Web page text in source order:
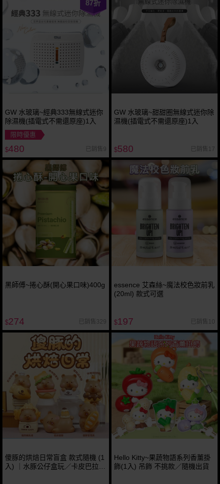
87折
GW 水玻璃~經典333無線式迷你
除濕機(插電式不需還原座)1入
限時優惠
$480 已銷售9
GW 水玻璃~甜甜圈無線式迷你除
濕機(插電式不需還原座)1入
$580 已銷售17
黑師傅~捲心酥(開心果口味)400g
$274 已銷售329
essence 艾森絲~魔法校色妝前乳
(20ml) 款式可選
$197 已銷售10
傻豚的烘焙日常盲盒 款式隨機 (1
入) ｜水豚公仔盒玩／卡皮巴拉桌
Hello Kitty~果蔬物語系列香薰掛
飾(1入) 吊飾 不挑款／隨機出貨